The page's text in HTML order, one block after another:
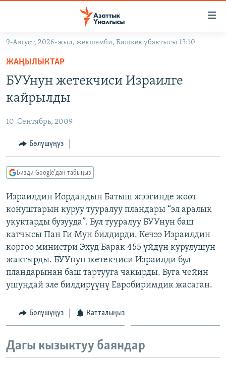
Навигацияга
өтүңүз
Издөөгө
салыңызКЫРГЫЗСТАН
ЭКОНОМИКА
МАДАНИЯТ
БОРБОР АЗИЯ
УКРАИНА
АТАЙЫН ИЛИКТӨӨ
ТВ ПРОГРАММАЛАР
ЭКСПЕРТТЕР ТАЛДАЙТ
БИЗ ЖАНА ДҮЙНӨ
ДАНИСТЕ
ЭЖЕ-СИҢДИЛЕР
ЫҢГАЙСЫЗ СУРООЛОР
ӨЗГӨЧӨ ПИКИР
Русский
ОНЛАЙН ШЕРИНЕ
9-Август, 2026-жыл, жекшемби, Бишкек убактысы 13:10
ЖАҢЫЛЫКТАР
БУУнун жетекчиси Израилге
кайрылды
10-Сентябрь, 2009
Бөлүшүңүз
Бизди Google'дан табыңыз
Израилдин Иордандын Батыш жээгинде жөөт
конуштарын куруу тууралуу пландары “эл аралык
укуктарды бузууда”. Бул тууралуу БУУнун баш
катчысы Пан Ги Мун билдирди. Кечээ Израилдин
коргоо министри Эхуд Барак 455 үйдүн курулушун
жактырды. БУУнун жетекчиси Израилди бул
пландарынан баш тартууга чакырды. Буга чейин
ушундай эле билдирүүнү Евробиримдик жасаган.
Бөлүшүңүз Катталыңыз
Дагы кызыктуу баяндар